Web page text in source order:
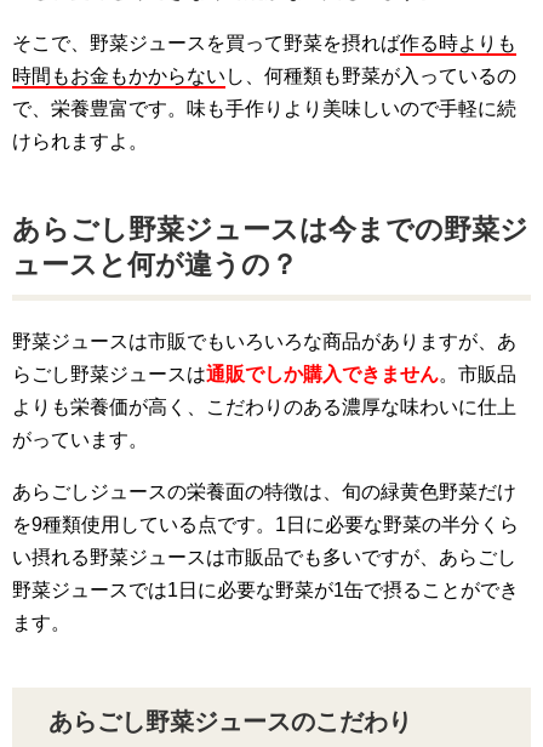
そこで、野菜ジュースを買って野菜を摂れば作る時よりも
時間もお金もかからない し、何種類も野菜が入っているの
で、栄養豊富です。味も手作りより美味しいので手軽に続
けられますよ。
あらごし野菜ジュースは今までの野菜ジ
ュースと何が違うの？
野菜ジュースは市販でもいろいろな商品がありますが、あ
らごし野菜ジュースは通販でしか購入できません。市販品
よりも栄養価が高く、こだわりのある濃厚な味わいに仕上
がっています。
あらごしジュースの栄養面の特徴は、旬の緑黄色野菜だけ
を9種類使用している点です。1日に必要な野菜の半分くら
い摂れる野菜ジュースは市販品でも多いですが、あらごし
野菜ジュースでは1日に必要な野菜が1缶で摂ることができ
ます。
あらごし野菜ジュースのこだわり